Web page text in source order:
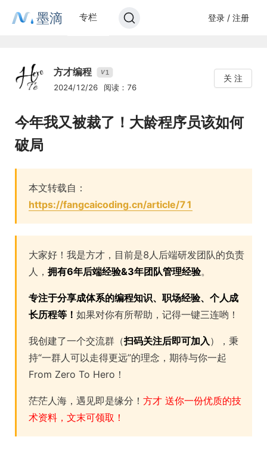
墨滴 专栏 登录 / 注册
方才编程 V1
2024/12/26 阅读：76
关 注
今年我又被裁了！大龄程序员该如何
破局
本文转载自：
https://fangcaicoding.cn/article/71
大家好！我是方才，目前是8人后端研发团队的负责
人， 拥有6年后端经验&3年团队管理经验。
专注于分享成体系的编程知识、职场经验、个人成
长历程等！ 如果对你有所帮助，记得一键三连哟！
我创建了一个交流群（扫码关注后即可加入），秉
持“一群人可以走得更远”的理念，期待与你一起
From Zero To Hero！
茫茫人海，遇见即是缘分！ 方才 送你一份优质的技
术资料，文末可领取！